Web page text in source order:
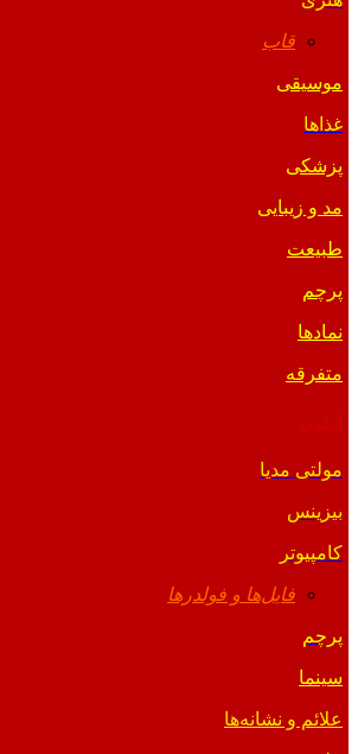
قاب
موسیقی
غذاها
پزشکی
مد و زیبایی
طبیعت
پرچم
نمادها
متفرقه
مولتی مدیا
بیزینس
کامپیوتر
فایل‌ها و فولدرها
پرچم
سینما
علائم و نشانه‌ها